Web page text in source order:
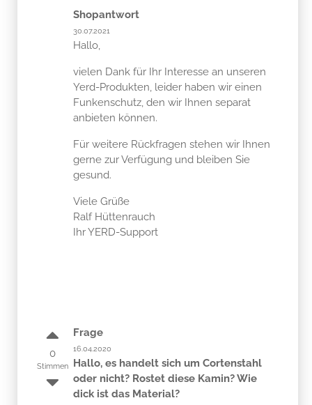
Shopantwort
30.07.2021
Hallo,
vielen Dank für Ihr Interesse an unseren
Yerd-Produkten, leider haben wir einen
Funkenschutz, den wir Ihnen separat
anbieten können.
Für weitere Rückfragen stehen wir Ihnen
gerne zur Verfügung und bleiben Sie
gesund.
Viele Grüße
Ralf Hüttenrauch
Ihr YERD-Support
0
Stimmen
Frage
16.04.2020
Hallo, es handelt sich um Cortenstahl
oder nicht? Rostet diese Kamin? Wie
dick ist das Material?